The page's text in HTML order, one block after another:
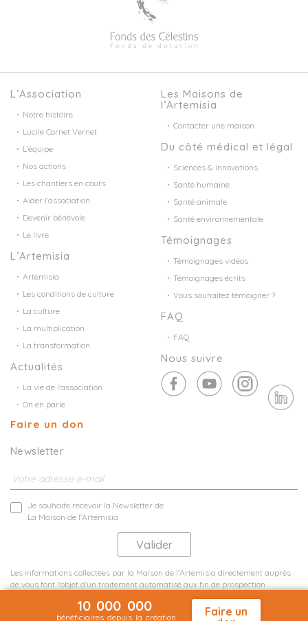
L’Association
Notre histoire
Lucile Cornet Vernet
L’équipe
Nos actions
Les chantiers en cours
Aider l’association
Devenir bénévole
Le livre
L’Artemisia
Artemisia
Les conditions de culture
La culture
La multiplication
La transformation
Actualités
La vie de l’association
On en parle
Faire un don
Les Maisons de
l’Artemisia
Contacter une maison
Du côté médical et légal
Sciences & innovations
Santé humaine
Santé animale
Santé environnementale
Témoignages
Témoignages vidéos
Témoignages écrits
Vous souhaitez témoigner ?
FAQ
FAQ
Nous suivre
Newsletter
Je souhaite recevoir la Newsletter de
La Maison de l'Artemisia
Les informations collectées par la Maison de l'Artemisia directement auprès
de vous font l'objet d'un traitement automatisé aux fin de prospection
10 000 000
bénéficiaires depuis la création
Faire un